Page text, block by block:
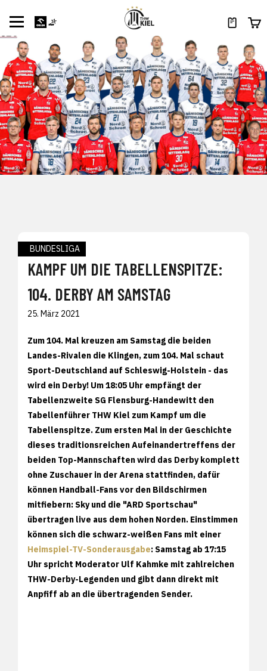
BUNDESLIGA
KAMPF UM DIE TABELLENSPITZE:
104. DERBY AM SAMSTAG
25. März 2021
Zum 104. Mal kreuzen am Samstag die beiden
Landes-Rivalen die Klingen, zum 104. Mal schaut
Sport-Deutschland auf Schleswig-Holstein - das
wird ein Derby! Um 18:05 Uhr empfängt der
Tabellenzweite SG Flensburg-Handewitt den
Tabellenführer THW Kiel zum Kampf um die
Tabellenspitze. Zum ersten Mal in der Geschichte
dieses traditionsreichen Aufeinandertreffens der
beiden Top-Mannschaften wird das Derby komplett
ohne Zuschauer in der Arena stattfinden, dafür
können Handball-Fans vor den Bildschirmen
mitfiebern: Sky und die "ARD Sportschau"
übertragen live aus dem hohen Norden. Einstimmen
können sich die schwarz-weißen Fans mit einer
Heimspiel-TV-Sonderausgabe: Samstag ab 17:15
Uhr spricht Moderator Ulf Kahmke mit zahlreichen
THW-Derby-Legenden und gibt dann direkt mit
Anpfiff ab an die übertragenden Sender.